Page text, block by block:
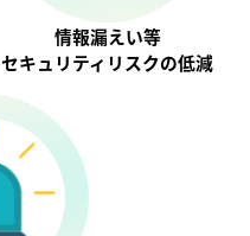
情報漏えい等
セキュリティリスクの低減